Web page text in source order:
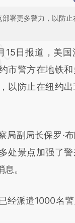
署更多警力，以防
头增加这段话
财
推荐点击链接阅
日报道，美国
市警方在地铁
以防止在纽约
副局长保罗·布
处景点加强了
。
派遣1000名警